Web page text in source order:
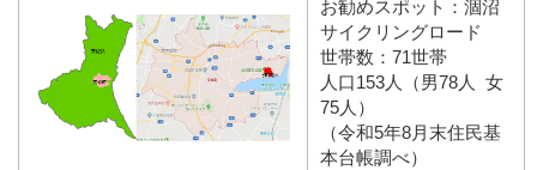
お勧めスポット：涸沼
サイクリングロード
世帯数：71世帯
人口153人（男78人 女
75人）
（令和5年8月末住民基
本台帳調べ）